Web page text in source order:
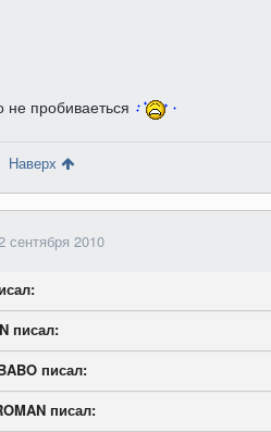
не пробиваеться
Наверх
сентября 2010
писал:
писал:
писал: